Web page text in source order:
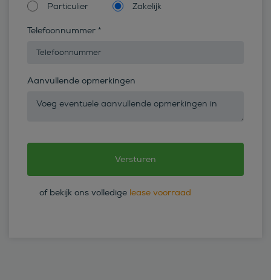
Particulier Zakelijk
Telefoonnummer *
Aanvullende opmerkingen
of bekijk ons volledige lease voorraad